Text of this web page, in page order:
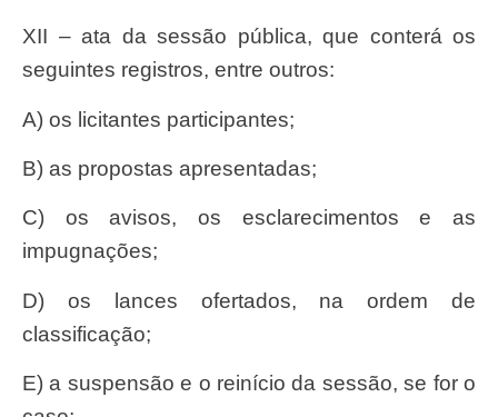
XII – ata da sessão pública, que conterá os
seguintes registros, entre outros:
a) os licitantes participantes;
b) as propostas apresentadas;
c) os avisos, os esclarecimentos e as
impugnações;
d) os lances ofertados, na ordem de
classificação;
e) a suspensão e o reinício da sessão, se for o